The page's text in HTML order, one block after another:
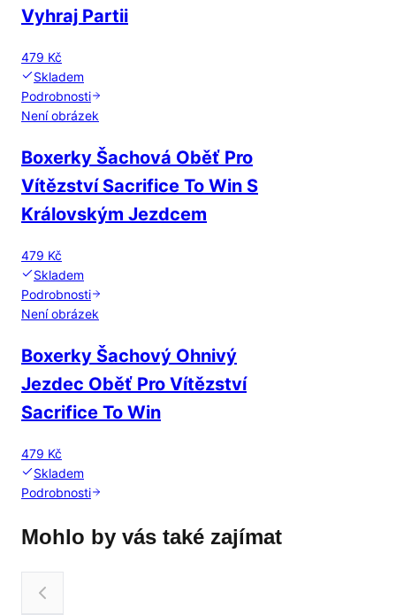
Vyhraj Partii
479 Kč
Skladem
Podrobnosti
Není obrázek
Boxerky Šachová Oběť Pro
Vítězství Sacrifice To Win S
Královským Jezdcem
479 Kč
Skladem
Podrobnosti
Není obrázek
Boxerky Šachový Ohnivý
Jezdec Oběť Pro Vítězství
Sacrifice To Win
479 Kč
Skladem
Podrobnosti
Mohlo by vás také zajímat